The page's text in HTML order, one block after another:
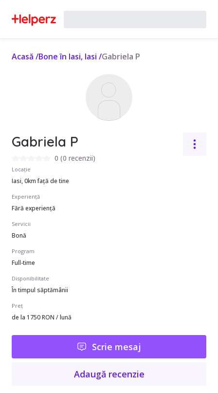
Acasă /Bone în Iasi, Iasi /Gabriela P
Gabriela P
0 (0 recenzii)
Locație
Iasi, 0km față de tine
Experiență
Fără experiență
Servicii
Bonă
Program
Full-time
Disponibilitate
În timpul săptămânii
Preț
de la 1750 RON / lună
Scrie mesaj
Adaugă recenzie